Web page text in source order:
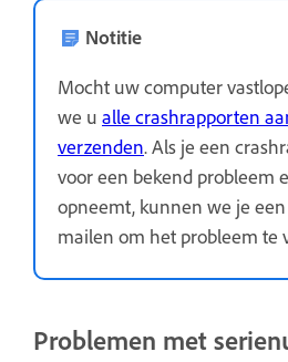
Notitie
Mocht uw computer
we u alle crashrapporten
verzenden. Als je een
voor een bekend probleem
opneemt, kunnen we je
mailen om het probleem te
Problemen met